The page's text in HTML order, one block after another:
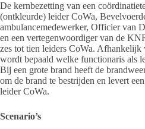
De kernbezetting van een
(ontkleurde) leider CoWa,
ambulancemedewerker, Officier van
en een vertegenwoordiger van de
zes tot tien leiders CoWa. Afhankelijk
wordt bepaald welke functionaris als
Bij een grote brand heeft de
om de brand te bestrijden en levert
leider CoWa.
Scenario’s